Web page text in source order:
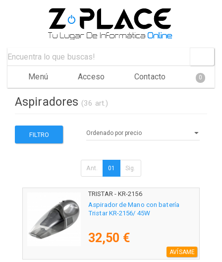
Menú Acceso Contacto 0
Aspiradores (36 art.)
FILTRO
Ant. 01 Sig.
TRISTAR - KR-2156
Aspirador de Mano con batería
Tristar KR-2156/ 45W
32,50 €
AVÍSAME